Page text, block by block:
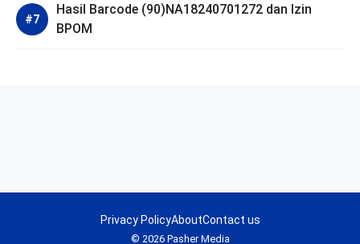
Hasil Barcode (90)NA18240701272 dan Izin
BPOM
© 2026 Pasher Media
Privacy PolicyAboutContact us